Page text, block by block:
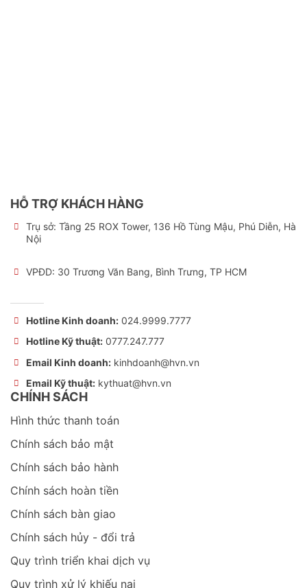
HỖ TRỢ KHÁCH HÀNG
Trụ sở: Tầng 25 ROX Tower, 136 Hồ Tùng Mậu, Phú Diễn, Hà
Nội
VPĐD: 30 Trương Văn Bang, Bình Trưng, TP HCM
Hotline Kinh doanh: 024.9999.7777
Hotline Kỹ thuật: 0777.247.777
Email Kinh doanh: kinhdoanh@hvn.vn
Email Kỹ thuật: kythuat@hvn.vn
CHÍNH SÁCH
Hình thức thanh toán
Chính sách bảo mật
Chính sách bảo hành
Chính sách hoàn tiền
Chính sách bàn giao
Chính sách hủy - đổi trả
Quy trình triển khai dịch vụ
Quy trình xử lý khiếu nại